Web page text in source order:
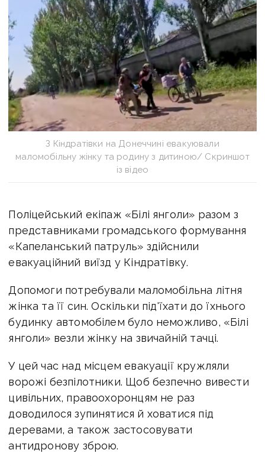
З Кіндратівки на Донеччині евакуювали
маломобільну жінку та родину з дитиною/ Скриншот
із відео
Поліцейський екіпаж «Білі янголи» разом з
представниками громадського формування
«Капеланський патруль» здійснили
евакуаційний виїзд у Кіндратівку.
Допомоги потребували маломобільна літня
жінка та її син. Оскільки під'їхати до їхнього
будинку автомобілем було неможливо, «Білі
янголи» везли жінку на звичайній тачці.
У цей час над місцем евакуації кружляли
ворожі безпілотники. Щоб безпечно вивести
цивільних, правоохоронцям не раз
доводилося зупинятися й ховатися під
деревами, а також застосовувати
антидронову зброю.